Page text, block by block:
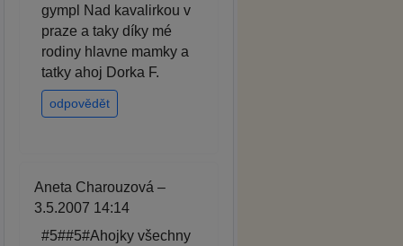
gympl Nad kavalirkou v
praze a taky díky mé
rodiny hlavne mamky a
tatky ahoj Dorka F.
odpovědět
Aneta Charouzová –
3.5.2007 14:14
#5##5#Ahojky všechny